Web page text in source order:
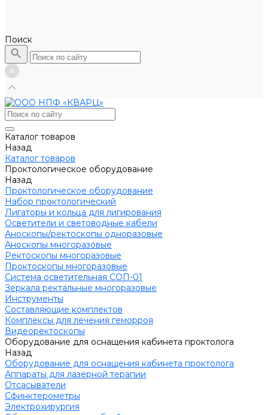
Поиск
Каталог товаров
Назад
Каталог товаров
Проктологическое оборудование
Назад
Проктологическое оборудование
Набор проктологический
Лигаторы и кольца для лигирования
Осветители и световодные кабели
Аноскопы/ректоскопы одноразовые
Аноскопы многоразовые
Ректоскопы многоразовые
Проктоскопы многоразовые
Система осветительная СОП-01
Зеркала ректальные многоразовые
Инструменты
Составляющие комплектов
Комплексы для лечения геморроя
Видеоректоскопы
Оборудование для оснащения кабинета проктолога
Назад
Оборудование для оснащения кабинета проктолога
Аппараты для лазерной терапии
Отсасыватели
Сфинктерометры
Электрохирургия